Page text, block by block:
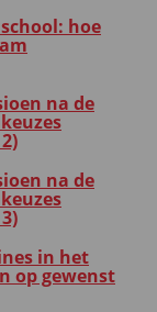
hoe
na de
na de
in het
op gewenst